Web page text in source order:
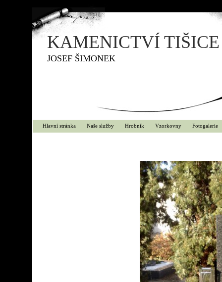
KAMENICTVÍ TIŠICE
JOSEF ŠIMONEK
Hlavní stránka Naše služby Hrobník Vzorkovny Fotogalerie